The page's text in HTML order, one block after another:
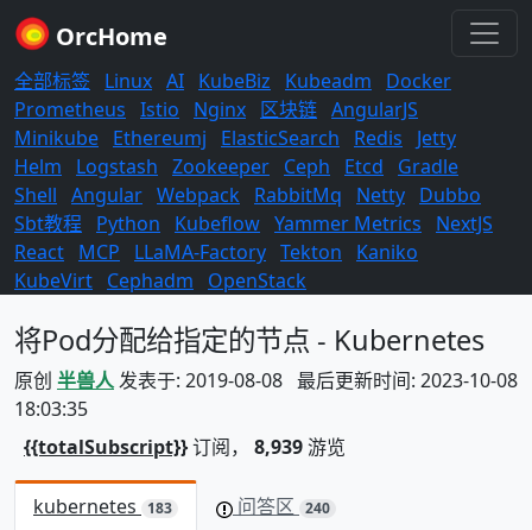
OrcHome
全部标签 Linux AI KubeBiz Kubeadm
Docker
Prometheus Istio Nginx 区块链 AngularJS
Minikube Ethereumj ElasticSearch Redis
Jetty
Helm
Logstash Zookeeper Ceph Etcd
Gradle
Shell Angular Webpack RabbitMq Netty Dubbo
Sbt教程
Python Kubeflow Yammer Metrics
NextJS
React MCP LLaMA-Factory Tekton
Kaniko
KubeVirt Cephadm OpenStack
将Pod分配给指定的节点 - Kubernetes
原创 半兽人发表于: 2019-08-08 最后更新时间: 2023-10-08
18:03:35
{{totalSubscript}}订阅， 8,939游览
kubernetes 183 问答区 240